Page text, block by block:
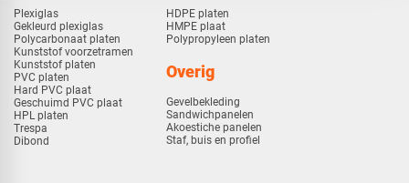
Plexiglas
Gekleurd plexiglas
Polycarbonaat platen
Kunststof voorzetramen
Kunststof platen
PVC platen
Hard PVC plaat
Geschuimd PVC plaat
HPL platen
Trespa
Dibond
HDPE platen
HMPE plaat
Polypropyleen platen
Overig
Gevelbekleding
Sandwichpanelen
Akoestiche panelen
Staf, buis en profiel